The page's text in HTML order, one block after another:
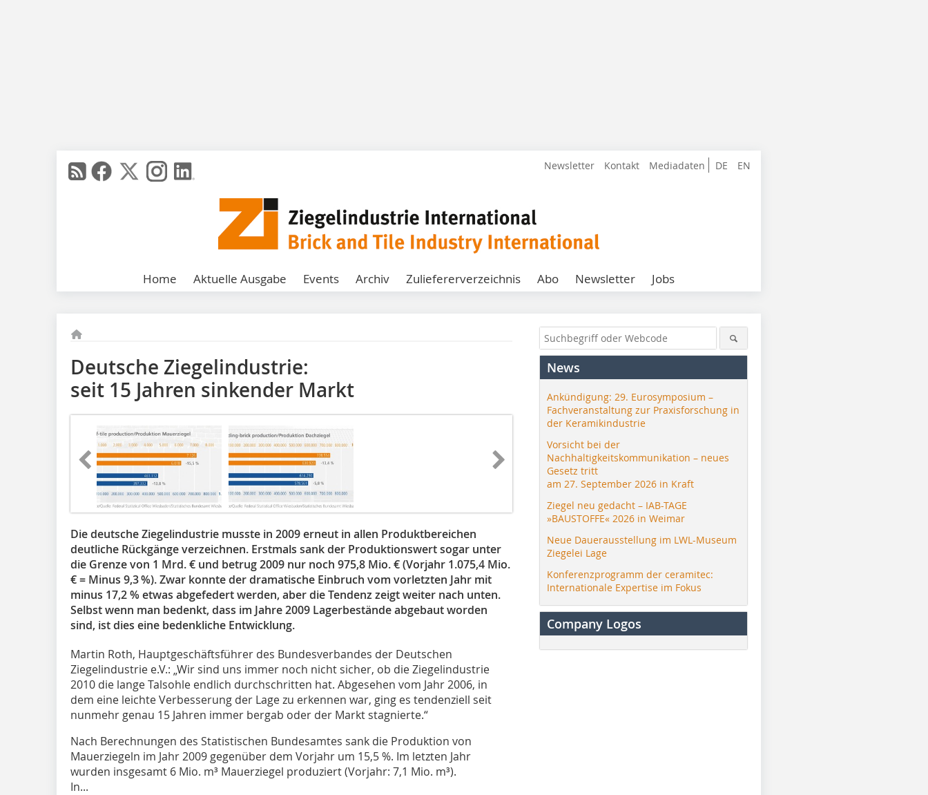
DE EN
Newsletter Kontakt Mediadaten
Home Aktuelle Ausgabe Events Archiv Zuliefererverzeichnis Abo Newsletter Jobs
Deutsche Ziegelindustrie:
seit 15 Jahren sinkender Markt
Die deutsche Ziegelindustrie musste in 2009 erneut in allen Produktbereichen
deutliche Rückgänge verzeichnen. Erstmals sank der Produktionswert sogar unter
die Grenze von 1 Mrd. € und betrug 2009 nur noch 975,8 Mio. € (Vorjahr 1.075,4 Mio.
€ = Minus 9,3 %). Zwar konnte der dramatische Einbruch vom vorletzten Jahr mit
minus 17,2 % etwas abgefedert werden, aber die Tendenz zeigt weiter nach unten.
Selbst wenn man bedenkt, dass im Jahre 2009 Lagerbestände abgebaut worden
sind, ist dies eine bedenkliche Entwicklung.
Martin Roth, Hauptgeschäftsführer des Bundesverbandes der Deutschen
Ziegelindustrie e.V.: „Wir sind uns immer noch nicht sicher, ob die Ziegelindustrie
2010 die lange Talsohle endlich durchschritten hat. Abgesehen vom Jahr 2006, in
dem eine leichte Verbesserung der Lage zu erkennen war, ging es tendenziell seit
nunmehr genau 15 Jahren immer bergab oder der Markt stagnierte.“
Nach Berechnungen des Statistischen Bundesamtes sank die Produktion von
Mauerziegeln im Jahr 2009 gegenüber dem Vorjahr um 15,5 %. Im letzten Jahr
wurden insgesamt 6 Mio. m³ Mauerziegel produziert (Vorjahr: 7,1 Mio. m³).
In...
News
Ankündigung: 29. Eurosymposium –
Fachveranstaltung zur Praxisforschung in
der Keramikindustrie
Vorsicht bei der
Nachhaltigkeitskommunikation – neues
Gesetz tritt
am 27. September 2026 in Kraft
Ziegel neu gedacht – IAB-TAGE
»BAUSTOFFE« 2026 in Weimar
Neue Dauerausstellung im LWL-Museum
Ziegelei Lage
Konferenzprogramm der ceramitec:
Internationale Expertise im Fokus
Company Logos